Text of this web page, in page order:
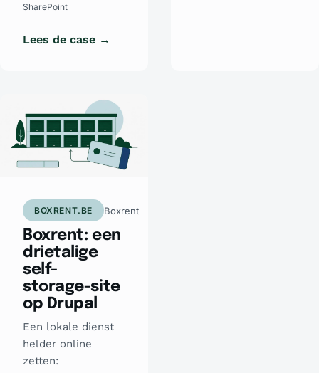
SharePoint
Lees de case →
BOXRENT.BE Boxrent
Boxrent: een
drietalige
self-
storage-site
op Drupal
Een lokale dienst
helder online
zetten: